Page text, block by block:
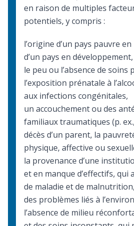
en raison de multiples
potentiels, y compris :
l’origine d’un pays pauvre
d’un pays en développement,
le peu ou l’absence de soins
l’exposition prénatale à
aux infections congénitales,
un accouchement ou des
familiaux traumatiques (p.
décès d’un parent, la
physique, affective ou
la provenance d’une
et en manque d’effectifs, qui
de maladie et de malnutrition,
des problèmes liés à
l’absence de milieu